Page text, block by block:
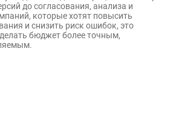
до согласования, анализа и
которые хотят повысить
и снизить риск ошибок, это
бюджет более точным,